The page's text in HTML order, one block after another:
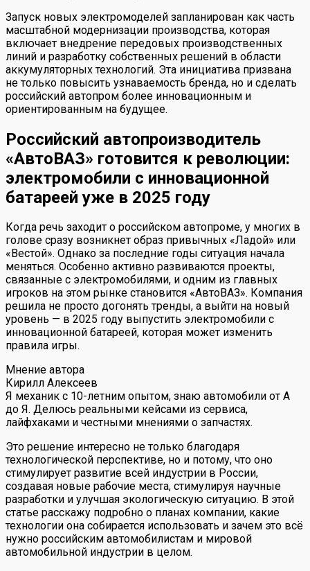
Запуск новых электромоделей запланирован как часть
масштабной модернизации производства, которая
включает внедрение передовых производственных
линий и разработку собственных решений в области
аккумуляторных технологий. Эта инициатива призвана
не только повысить узнаваемость бренда, но и сделать
российский автопром более инновационным и
ориентированным на будущее.
Российский автопроизводитель
«АвтоВАЗ» готовится к революции:
электромобили с инновационной
батареей уже в 2025 году
Когда речь заходит о российском автопроме, у многих в
голове сразу возникнет образ привычных «Ладой» или
«Вестой». Однако за последние годы ситуация начала
меняться. Особенно активно развиваются проекты,
связанные с электромобилями, и одним из главных
игроков на этом рынке становится «АвтоВАЗ». Компания
решила не просто догонять тренды, а выйти на новый
уровень — в 2025 году выпустить электромобили с
инновационной батареей, которая может изменить
правила игры.
Мнение автора
Кирилл Алексеев
Я механик с 10-летним опытом, знаю автомобили от А
до Я. Делюсь реальными кейсами из сервиса,
лайфхаками и честными мнениями о запчастях.
Это решение интересно не только благодаря
технологической перспективе, но и потому, что оно
стимулирует развитие всей индустрии в России,
создавая новые рабочие места, стимулируя научные
разработки и улучшая экологическую ситуацию. В этой
статье расскажу подробно о планах компании, какие
технологии она собирается использовать и зачем это всё
нужно российским автомобилистам и мировой
автомобильной индустрии в целом.